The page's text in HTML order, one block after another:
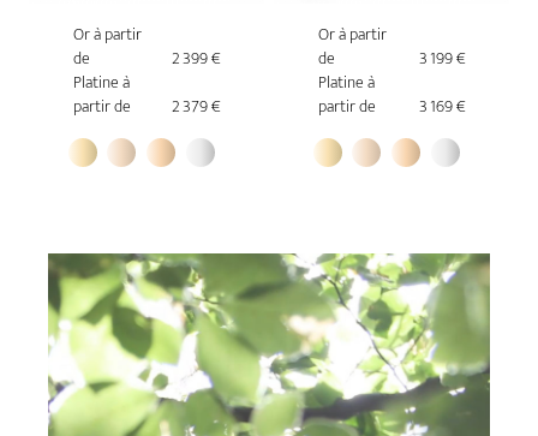
Or à partir
de
2 399 €
Platine à
partir de
2 379 €
Or à partir
de
3 199 €
Platine à
partir de
3 169 €